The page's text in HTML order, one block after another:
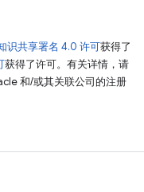
识共享署名 4.0 许可获得了
获得了许可。有关详情，请
和/或其关联公司的注册